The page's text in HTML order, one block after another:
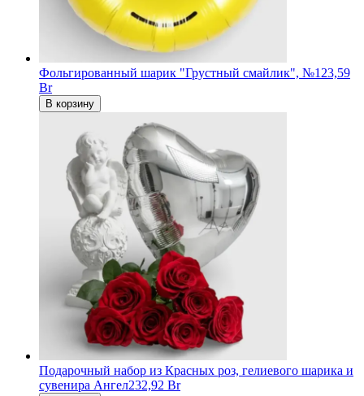
Фольгированный шарик "Грустный смайлик", №1 23,59
Br
В корзину
Подарочный набор из Красных роз, гелиевого шарика и
сувенира Ангел232,92 Br